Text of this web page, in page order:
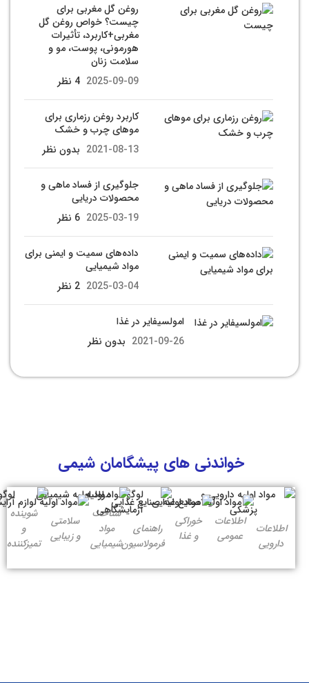
روغن گل مغربی برای
چیست؟ خواص روغن گل
مغربی+کاربرد، تأثیرات
هورمونی، پوست، مو و
سلامت زنان
2025-09-09 4 نظر
کاربرد روغن رزماری برای
موهای چرب و خشک
2021-08-13 بدون نظر
جلوگیری از فساد ماهی و
محصولات دریایی
2025-03-19 6 نظر
داده‌های سمیت و ایمنی برای
مواد شیمیایی
2025-03-04 2 نظر
امولسیفایر در غذا
2021-09-26 بدون نظر
خواندنی های پیشگامان شیمی
اطلاعات
دارویی
اطلاعات
عمومی
خوراکی
و غذا
راهنمای
فرمولاسیون
شناخت
مواد
شیمیایی
سلامتی
و زیبایی
شوینده
و
تمیزکننده